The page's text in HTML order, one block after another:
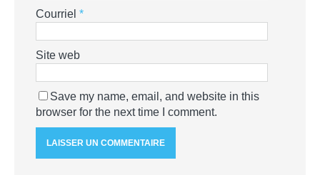
Courriel *
Site web
Save my name, email, and website in this
browser for the next time I comment.